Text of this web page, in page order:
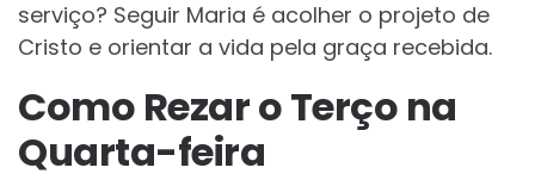
serviço? Seguir Maria é acolher o projeto de
Cristo e orientar a vida pela graça recebida.
Como Rezar o Terço na
Quarta-feira